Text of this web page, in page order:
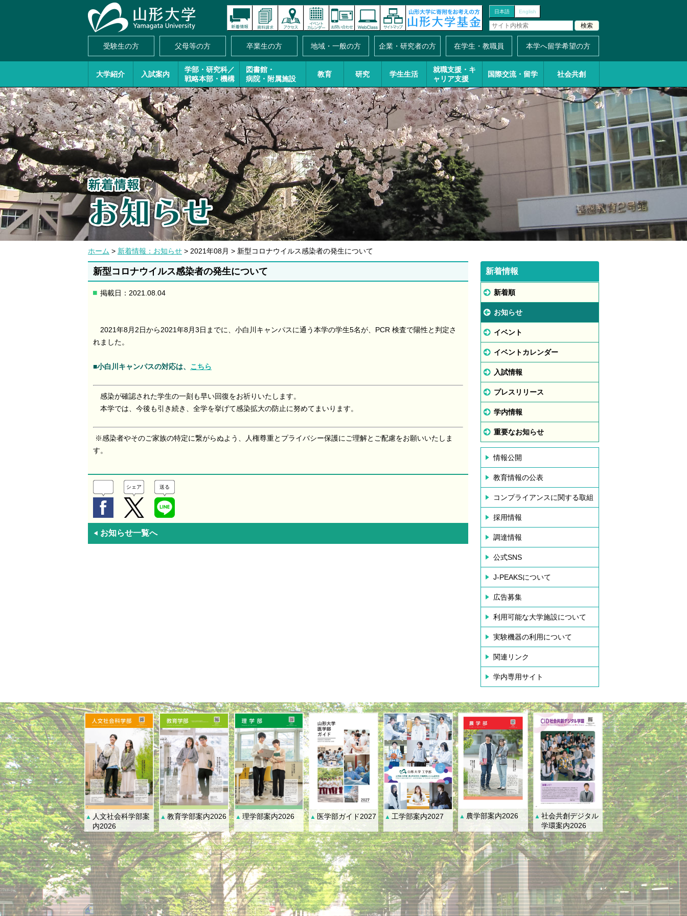
日本語 English
受験生の方 父母等の方 卒業生の方 地域・一般の方 企業・研究者の方 在学生・教職員 本学へ留学希望の方
大学紹介 入試案内
学部・研究科／
戦略本部・機構
図書館・
病院・附属施設
教育 研究 学生生活
就職支援・ キ
ャリア支援
国際交流・留学 社会共創
ホーム > 新着情報：お知らせ > 2021年08月 > 新型コロナウイルス感染者の発生について
新型コロナウイルス感染者の発生について
掲載日：2021.08.04
2021年8⽉2⽇から2021年8月3日までに、小白川キャンパスに通う本学の学⽣5名が、PCR 検査で陽性と判定さ
れました。
■小白川キャンパスの対応は、 こちら
感染が確認された学生の一刻も早い回復をお祈りいたします。
本学では、今後も引き続き、全学を挙げて感染拡大の防止に努めてまいります。
※感染者やそのご家族の特定に繋がらぬよう、人権尊重とプライバシー保護にご理解とご配慮をお願いいたしま
す。
シェア 送る
◀ お知らせ一覧へ
新着情報
新着順
お知らせ
イベント
イベントカレンダー
入試情報
プレスリリース
学内情報
重要なお知らせ
情報公開
教育情報の公表
コンプライアンスに関する取組
採用情報
調達情報
公式SNS
J-PEAKSについて
広告募集
利用可能な大学施設について
実験機器の利用について
関連リンク
学内専用サイト
▲ 人文社会科学部案
内2026
▲ 教育学部案内2026 ▲ 理学部案内2026 ▲ 医学部ガイド2027 ▲ 工学部案内2027 ▲ 農学部案内2026 ▲ 社会共創デジタル
学環案内2026